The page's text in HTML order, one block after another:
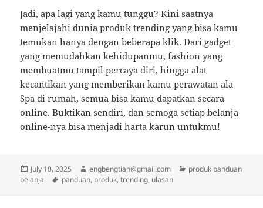
Jadi, apa lagi yang kamu tunggu? Kini saatnya
menjelajahi dunia produk trending yang bisa kamu
temukan hanya dengan beberapa klik. Dari gadget
yang memudahkan kehidupanmu, fashion yang
membuatmu tampil percaya diri, hingga alat
kecantikan yang memberikan kamu perawatan ala
Spa di rumah, semua bisa kamu dapatkan secara
online. Buktikan sendiri, dan semoga setiap belanja
online-nya bisa menjadi harta karun untukmu!
Posted
on
July 10, 2025 Author
engbengtian@gmail.com Categories
produk panduan
belanja
Tags
panduan, produk,trending, ulasan